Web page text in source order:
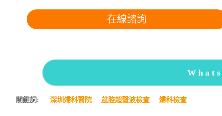
在線諮詢
關鍵詞: 深圳婦科醫院 盆腔超聲波檢查 婦科檢查